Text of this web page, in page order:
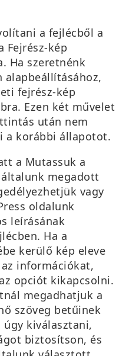
a fejlécből a
Fejrész-kép
Ha szeretnénk
alapbeállításához,
fejrész-kép
Ezen két művelet
után nem
a korábbi állapotot.
a Mutassuk a
megadott
vagy
oldalunk
leírásának
Ha a
kerülő kép eleve
információkat,
opciót kikapcsolni.
megadhatjuk a
szöveg betűinek
úgy kiválasztani,
biztosítson, és